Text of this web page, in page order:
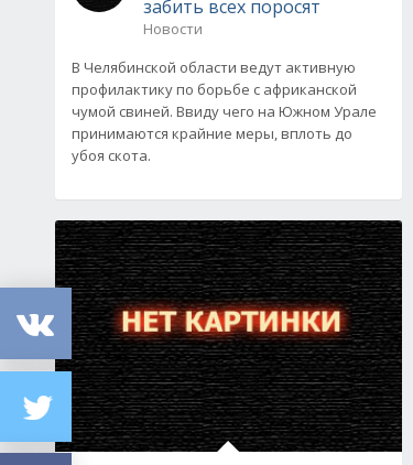
забить всех поросят
Новости
В Челябинской области ведут активную
профилактику по борьбе с африканской
чумой свиней. Ввиду чего на Южном Урале
принимаются крайние меры, вплоть до
убоя скота.